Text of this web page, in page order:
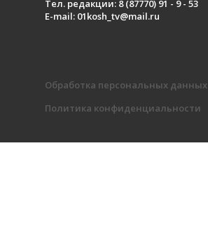
Тел. редакции: 8 (87770) 91 - 9 - 53
E-mail: 01kosh_tv@mail.ru
Обработка персональных данных
Политика конфиденциальности